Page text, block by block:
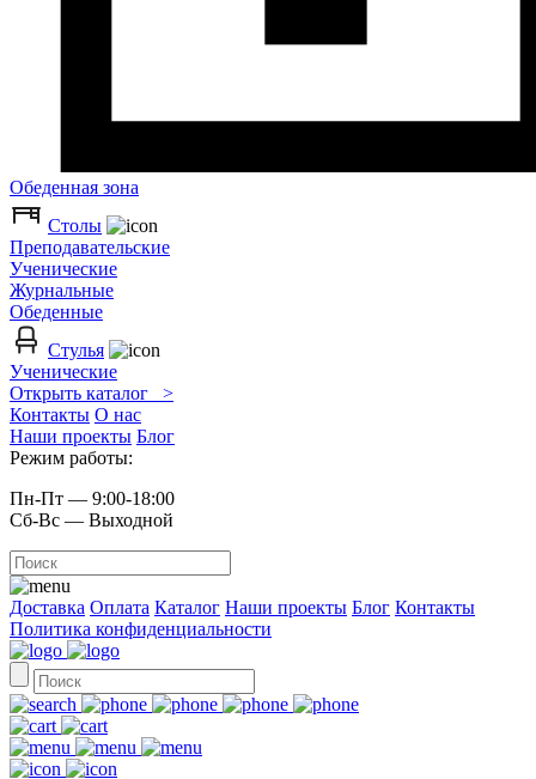
Обеденная зона
Столы
Преподавательские
Ученические
Журнальные
Обеденные
Стулья
Ученические
Открыть каталог >
Контакты О нас
Наши проекты Блог
Режим работы:
Пн-Пт — 9:00-18:00
Сб-Вс — Выходной
Доставка Оплата Каталог Наши проекты Блог Контакты
Политика конфиденциальности